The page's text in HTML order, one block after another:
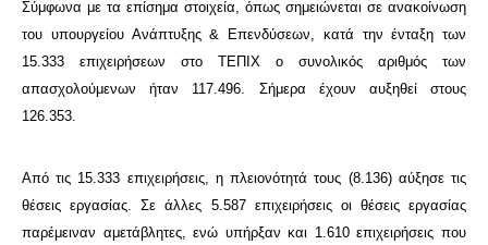
Σύμφωνα με τα επίσημα στοιχεία, όπως σημειώνεται σε ανακοίνωση
του υπουργείου Ανάπτυξης & Επενδύσεων, κατά την ένταξη των
15.333 επιχειρήσεων στο ΤΕΠΙΧ ο συνολικός αριθμός των
απασχολούμενων ήταν 117.496. Σήμερα έχουν αυξηθεί στους
126.353.
Από τις 15.333 επιχειρήσεις, η πλειονότητά τους (8.136) αύξησε τις
θέσεις εργασίας. Σε άλλες 5.587 επιχειρήσεις οι θέσεις εργασίας
παρέμειναν αμετάβλητες, ενώ υπήρξαν και 1.610 επιχειρήσεις που